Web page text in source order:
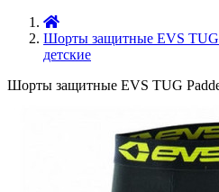
Шорты защитные EVS
детские
Шорты защитные EVS TUG